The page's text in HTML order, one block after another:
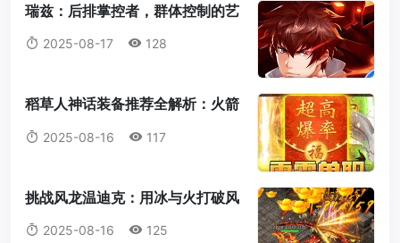
瑞兹：后排掌控者，群体控制的艺
术大师
2025-08-17 128
稻草人神话装备推荐全解析：火箭
腰带为何成为首选？
2025-08-16 117
挑战风龙温迪克：用冰与火打破风
暴统治！
2025-08-16 125